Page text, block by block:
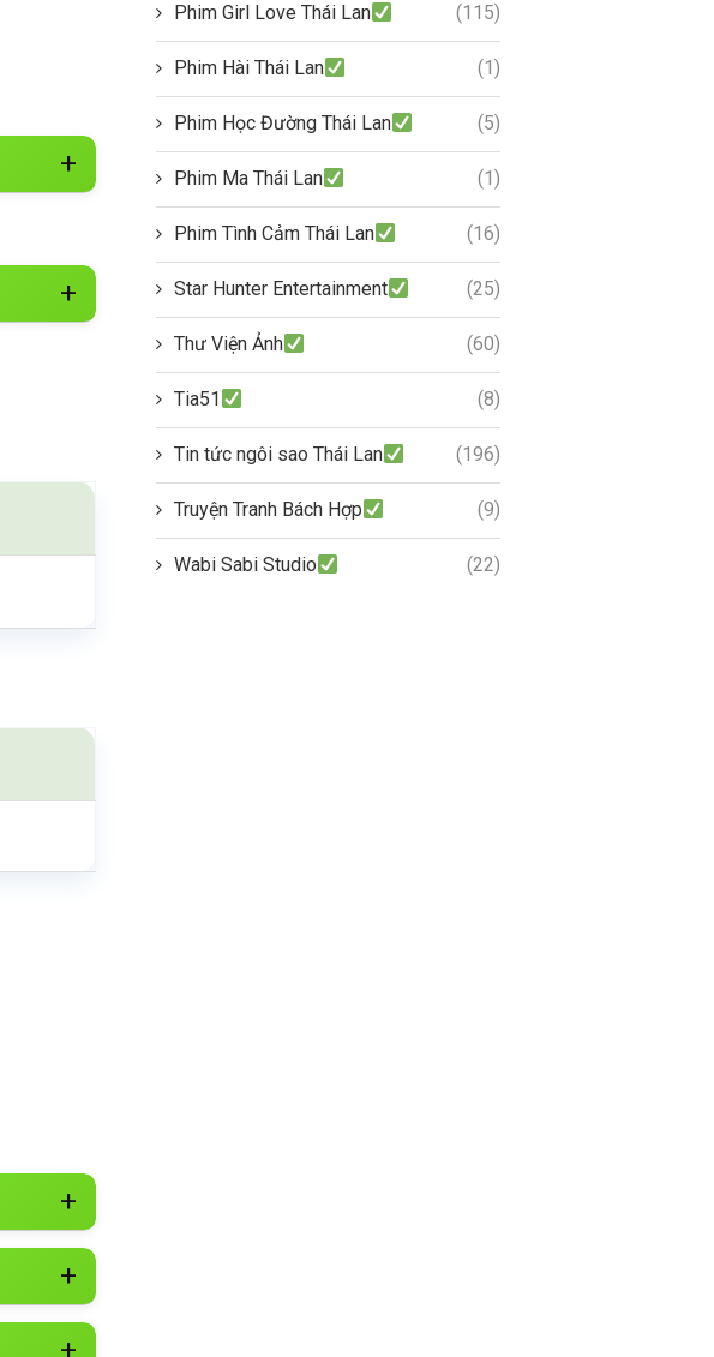
Phim Girl Love Thái Lan (115)
Phim Hài Thái Lan (1)
Phim Học Đường Thái Lan (5)
Phim Ma Thái Lan (1)
Phim Tình Cảm Thái Lan (16)
Star Hunter Entertainment (25)
Thư Viện Ảnh (60)
Tia51 (8)
Tin tức ngôi sao Thái Lan (196)
Truyện Tranh Bách Hợp (9)
Wabi Sabi Studio (22)